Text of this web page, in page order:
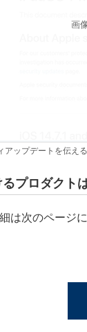
画
アップデートを伝え
プロダクト
は次のページに